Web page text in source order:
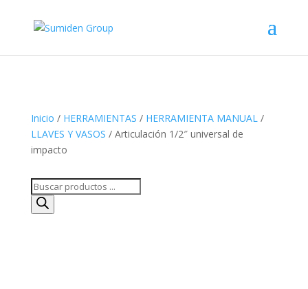
Inicio / HERRAMIENTAS / HERRAMIENTA MANUAL/
LLAVES Y VASOS / Articulación 1/2″ universal de
impacto
Búsqueda
de
productos